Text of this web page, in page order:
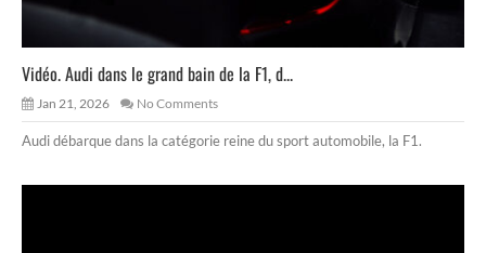
Vidéo. Audi dans le grand bain de la F1, d...
Jan 21, 2026 No Comments
Audi débarque dans la catégorie reine du sport automobile, la F1.